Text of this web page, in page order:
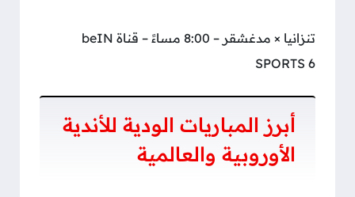
تنزانيا × مدغشقر – 8:00 مساءً – قناة beIN
SPORTS 6
أبرز المباريات الودية للأندية
الأوروبية والعالمية